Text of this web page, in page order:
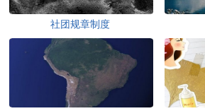
社团规章制度